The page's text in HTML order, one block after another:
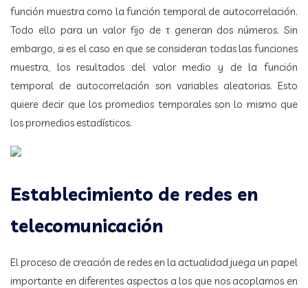
función muestra como la función temporal de autocorrelación.
Todo ello para un valor fijo de τ generan dos números. Sin
embargo, si es el caso en que se consideran todas las funciones
muestra, los resultados del valor medio y de la función
temporal de autocorrelación son variables aleatorias. Esto
quiere decir que los promedios temporales son lo mismo que
los promedios estadísticos.
Establecimiento de redes en
telecomunicación
El proceso de creación de redes en la actualidad juega un papel
importante en diferentes aspectos a los que nos acoplamos en